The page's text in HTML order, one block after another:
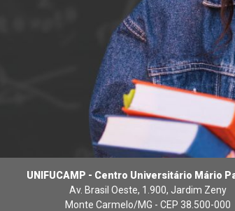
UNIFUCAMP - Centro Universitário Mário
Av. Brasil Oeste, 1.900, Jardim Zeny
Monte Carmelo/MG - CEP 38.500-000